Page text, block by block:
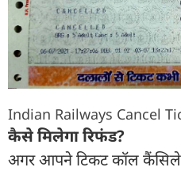
Indian Railways Cancel
कैसे मिलेगा रिफंड?
अगर आपने टिकट कॉल